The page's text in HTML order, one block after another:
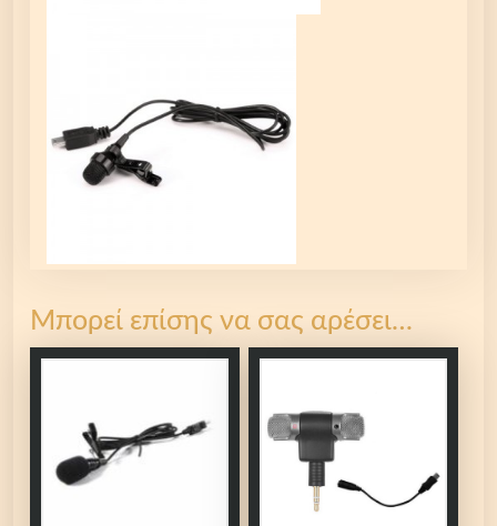
Μπορεί επίσης να σας αρέσει…